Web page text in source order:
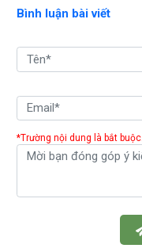
Bình luận bài viết
*Trường nội dung là bắt buộc.